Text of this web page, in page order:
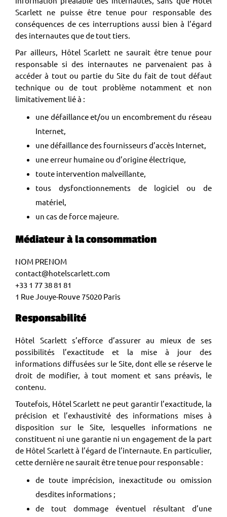
Scarlett ne puisse être tenue pour responsable des
conséquences de ces interruptions aussi bien à l’égard
des internautes que de tout tiers.
Par ailleurs, Hôtel Scarlett ne saurait être tenue pour
responsable si des internautes ne parvenaient pas à
accéder à tout ou partie du Site du fait de tout défaut
technique ou de tout problème notamment et non
limitativement lié à :
une défaillance et/ou un encombrement du réseau
Internet,
une défaillance des fournisseurs d’accès Internet,
une erreur humaine ou d’origine électrique,
toute intervention malveillante,
tous dysfonctionnements de logiciel ou de
matériel,
un cas de force majeure.
Médiateur à la consommation
NOM PRENOM
contact@hotelscarlett.com
+33 1 77 38 81 81
1 Rue Jouye-Rouve 75020 Paris
Responsabilité
Hôtel Scarlett s’efforce d’assurer au mieux de ses
possibilités l’exactitude et la mise à jour des
informations diffusées sur le Site, dont elle se réserve le
droit de modifier, à tout moment et sans préavis, le
contenu.
Toutefois, Hôtel Scarlett ne peut garantir l’exactitude, la
précision et l’exhaustivité des informations mises à
disposition sur le Site, lesquelles informations ne
constituent ni une garantie ni un engagement de la part
de Hôtel Scarlett à l’égard de l’internaute. En particulier,
cette dernière ne saurait être tenue pour responsable :
de toute imprécision, inexactitude ou omission
desdites informations ;
de tout dommage éventuel résultant d’une